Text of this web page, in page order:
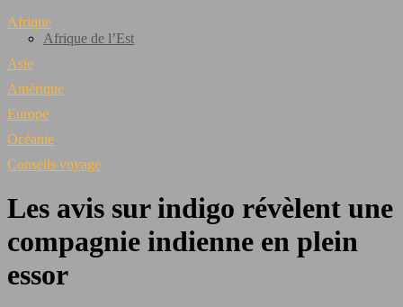
Afrique
Afrique de l’Est
Asie
Amérique
Europe
Océanie
Conseils voyage
Les avis sur indigo révèlent une
compagnie indienne en plein
essor